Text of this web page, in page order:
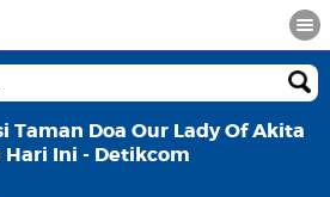
Taman Doa Our Lady Of Akita
Ini - Detikcom